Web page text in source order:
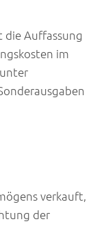
die Auffassung
im
verkauft,
der